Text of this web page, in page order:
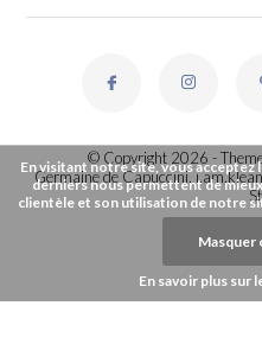
© Copyright 2026 -
Germaine de Capuccini,
En visitant notre site, vous
derniers nous permettent de
clientèle et son utilisation de notre
Masquer
En savoir plus sur